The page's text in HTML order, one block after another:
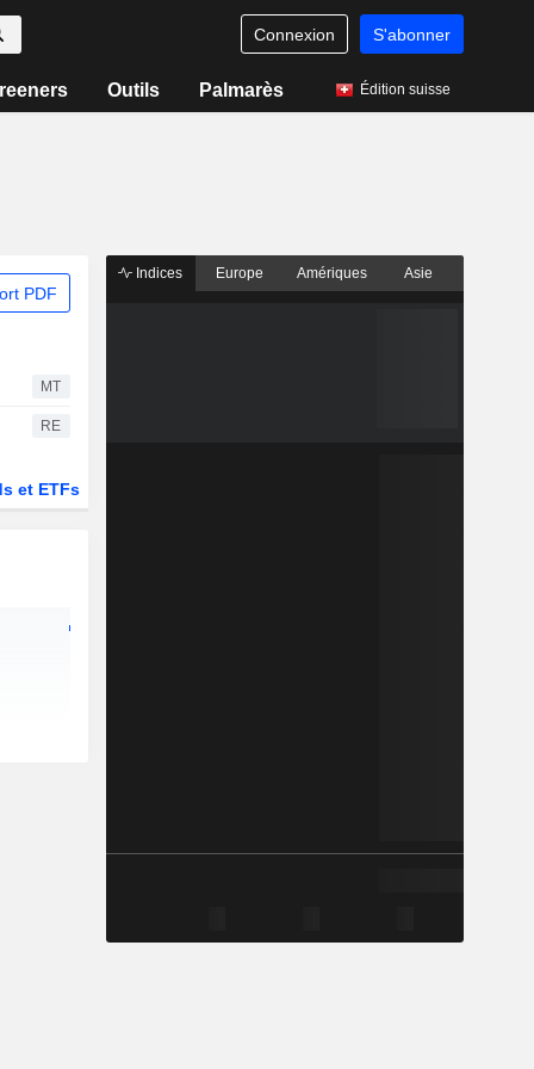
Connexion S'abonner
Outils Palmarès Édition suisse
PDF
MT
RE
et ETFs
Indices Europe Amériques Asie